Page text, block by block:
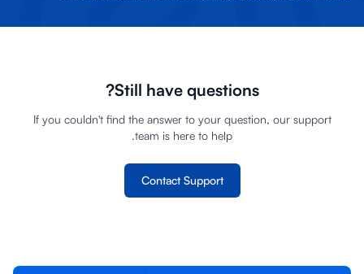
מרכז עזרה
הרשמה
Still have questions?
If you couldn't find the answer to your question, our support
team is here to help.
Contact Support